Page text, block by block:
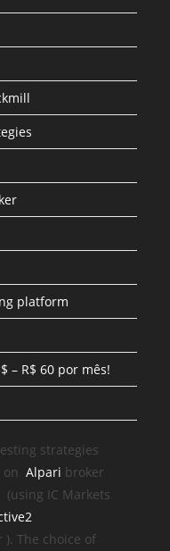
platform
– R$ 60 por mês!
strategies
onAlpari broker
(using IC Markets
). The choice of